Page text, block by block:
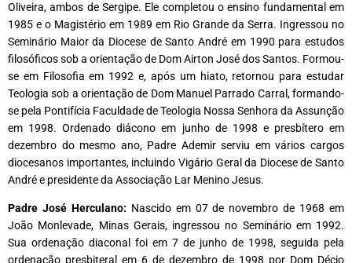
Oliveira, ambos de Sergipe. Ele completou o ensino fundamental em
1985 e o Magistério em 1989 em Rio Grande da Serra. Ingressou no
Seminário Maior da Diocese de Santo André em 1990 para estudos
filosóficos sob a orientação de Dom Airton José dos Santos. Formou-
se em Filosofia em 1992 e, após um hiato, retornou para estudar
Teologia sob a orientação de Dom Manuel Parrado Carral, formando-
se pela Pontifícia Faculdade de Teologia Nossa Senhora da Assunção
em 1998. Ordenado diácono em junho de 1998 e presbítero em
dezembro do mesmo ano, Padre Ademir serviu em vários cargos
diocesanos importantes, incluindo Vigário Geral da Diocese de Santo
André e presidente da Associação Lar Menino Jesus.
Padre José Herculano: Nascido em 07 de novembro de 1968 em
João Monlevade, Minas Gerais, ingressou no Seminário em 1992.
Sua ordenação diaconal foi em 7 de junho de 1998, seguida pela
ordenação presbiteral em 6 de dezembro de 1998 por Dom Décio